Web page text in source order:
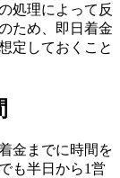
処理によって反
ため、即日着金
定しておくこと
金までに時間を
も半日から1営